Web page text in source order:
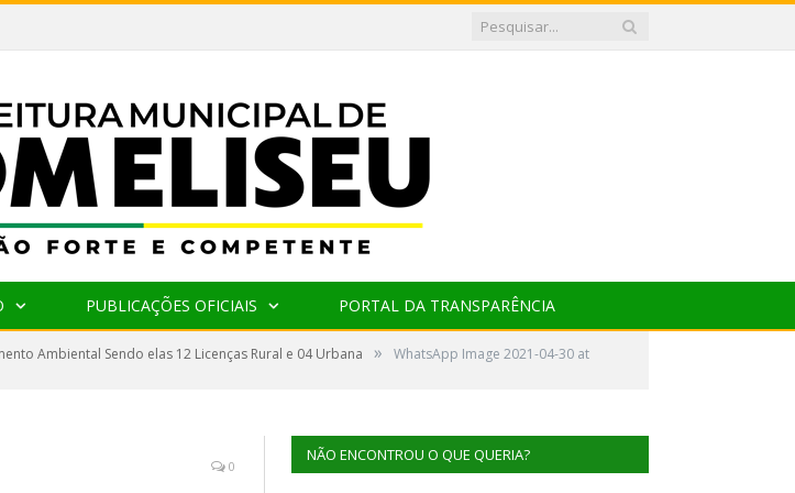
PUBLICAÇÕES OFICIAIS PORTAL DA TRANSPARÊNCIA
Ambiental Sendo elas 12 Licenças Rural e 04 Urbana » WhatsApp Image 2021-04-30 at
0
NÃO ENCONTROU O QUE QUERIA?